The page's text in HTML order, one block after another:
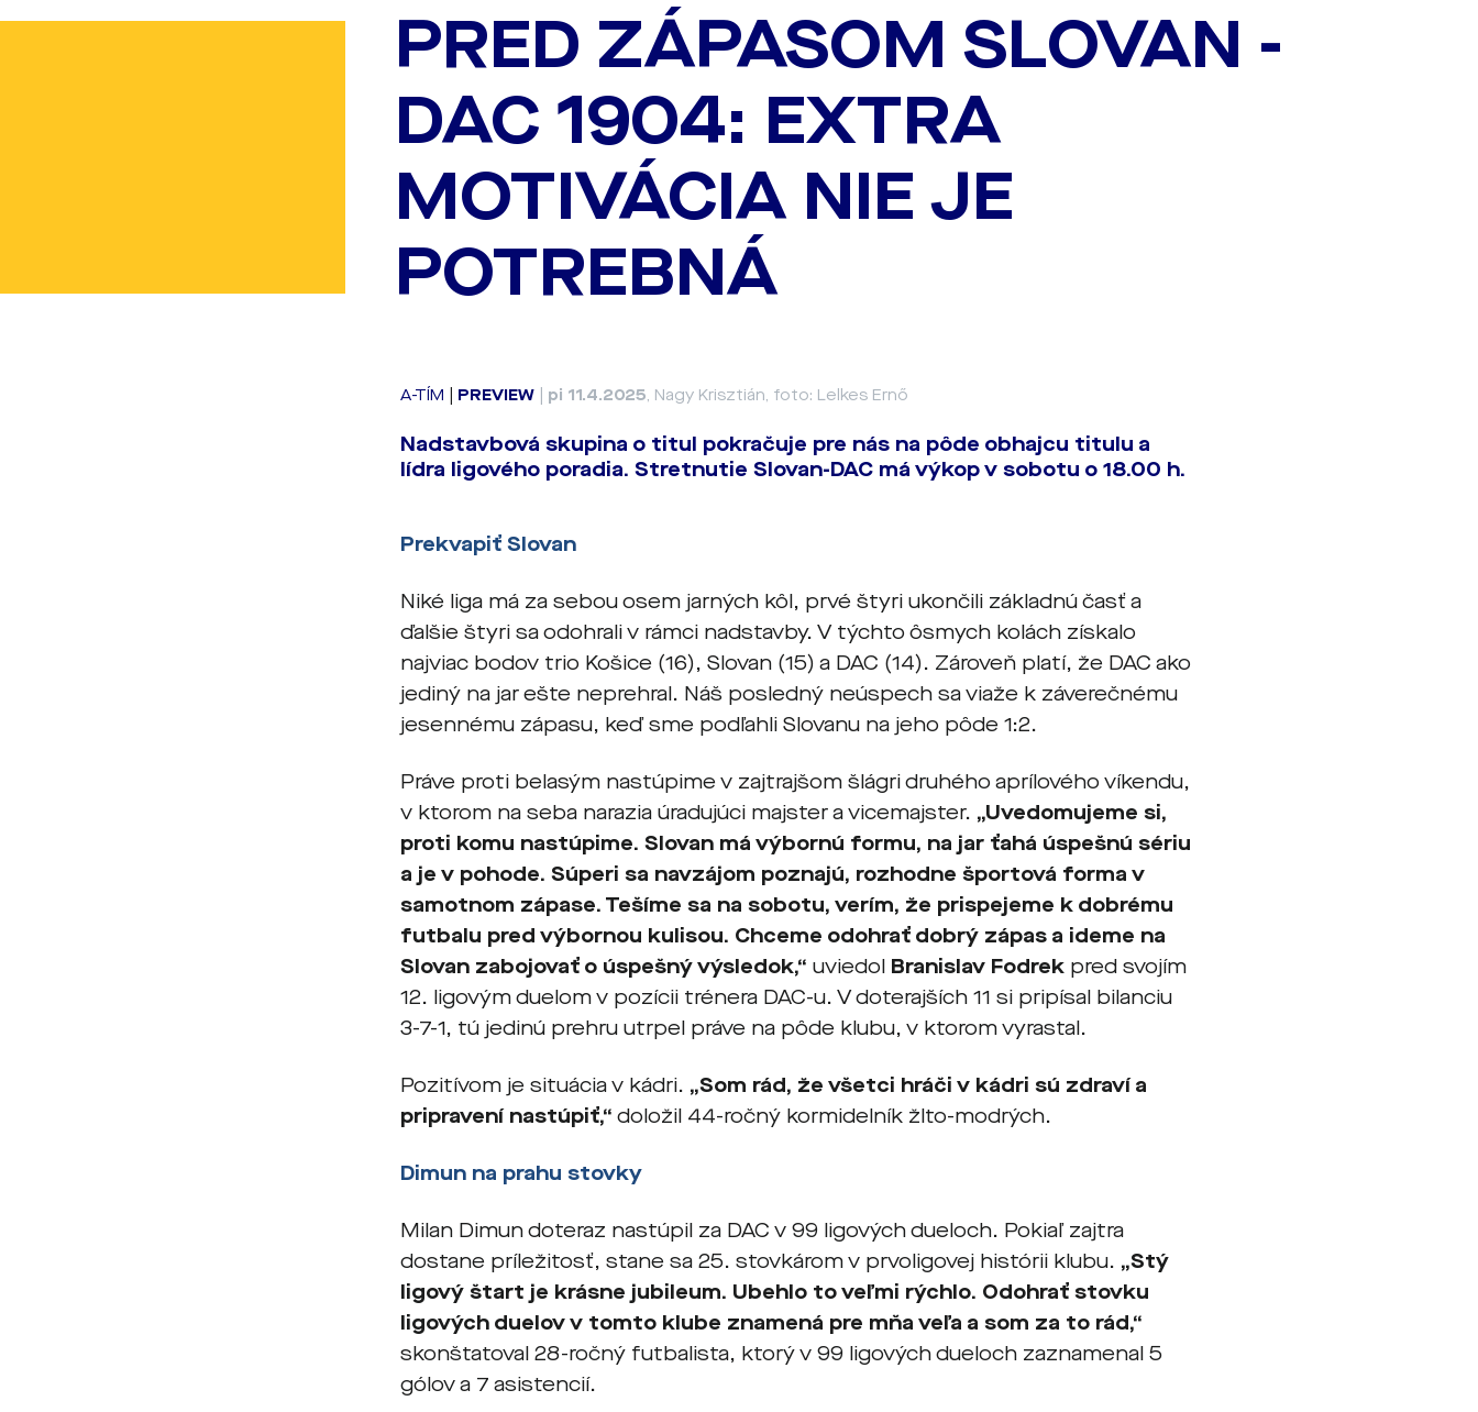
PRED ZÁPASOM SLOVAN -
DAC 1904: EXTRA
MOTIVÁCIA NIE JE
POTREBNÁ
A-TÍM PREVIEW pi 11.4.2025, Nagy Krisztián, foto: Lelkes Ernő
Nadstavbová skupina o titul pokračuje pre nás na pôde obhajcu titulu a
lídra ligového poradia. Stretnutie Slovan-DAC má výkop v sobotu o 18.00 h.
Prekvapiť Slovan
Niké liga má za sebou osem jarných kôl, prvé štyri ukončili základnú časť a
ďalšie štyri sa odohrali v rámci nadstavby. V týchto ôsmych kolách získalo
najviac bodov trio Košice (16), Slovan (15) a DAC (14). Zároveň platí, že DAC ako
jediný na jar ešte neprehral. Náš posledný neúspech sa viaže k záverečnému
jesennému zápasu, keď sme podľahli Slovanu na jeho pôde 1:2.
Práve proti belasým nastúpime v zajtrajšom šlágri druhého aprílového víkendu,
v ktorom na seba narazia úradujúci majster a vicemajster. „Uvedomujeme si,
proti komu nastúpime. Slovan má výbornú formu, na jar ťahá úspešnú sériu
a je v pohode. Súperi sa navzájom poznajú, rozhodne športová forma v
samotnom zápase. Tešíme sa na sobotu, verím, že prispejeme k dobrému
futbalu pred výbornou kulisou. Chceme odohrať dobrý zápas a ideme na
Slovan zabojovať o úspešný výsledok,“ uviedol Branislav Fodrek pred svojím
12. ligovým duelom v pozícii trénera DAC-u. V doterajších 11 si pripísal bilanciu
3-7-1, tú jedinú prehru utrpel práve na pôde klubu, v ktorom vyrastal.
Pozitívom je situácia v kádri. „Som rád, že všetci hráči v kádri sú zdraví a
pripravení nastúpiť,“ doložil 44-ročný kormidelník žlto-modrých.
Dimun na prahu stovky
Milan Dimun doteraz nastúpil za DAC v 99 ligových dueloch. Pokiaľ zajtra
dostane príležitosť, stane sa 25. stovkárom v prvoligovej histórii klubu. „Stý
ligový štart je krásne jubileum. Ubehlo to veľmi rýchlo. Odohrať stovku
ligových duelov v tomto klube znamená pre mňa veľa a som za to rád,“
skonštatoval 28-ročný futbalista, ktorý v 99 ligových dueloch zaznamenal 5
gólov a 7 asistencií.